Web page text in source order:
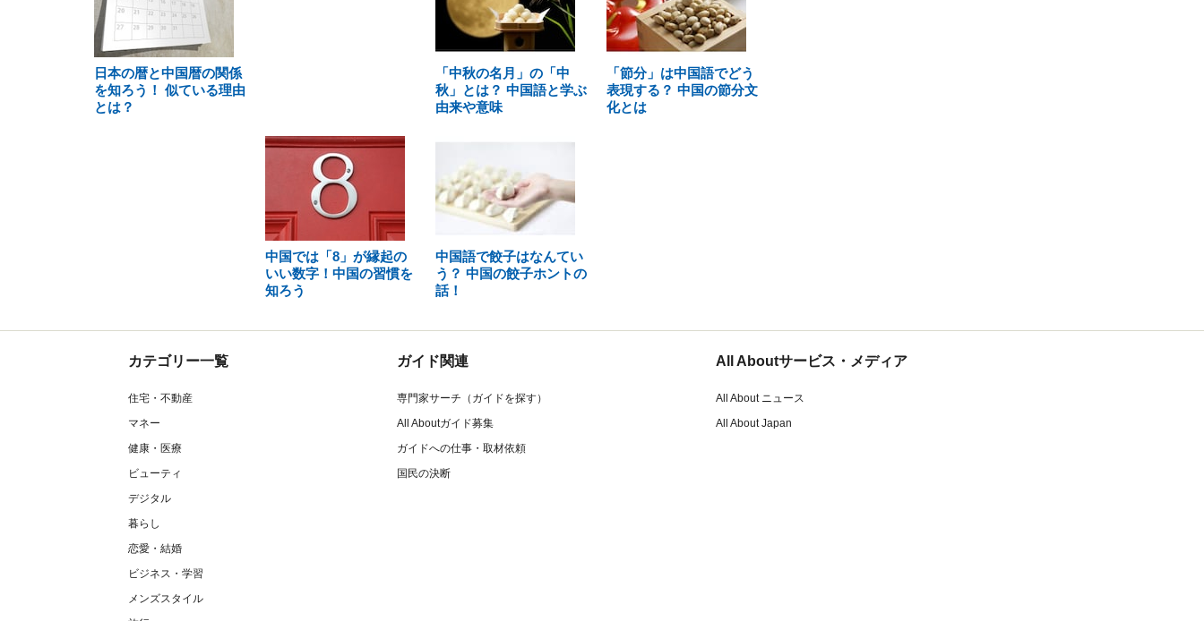
日本の暦と中国暦の関係
を知ろう！ 似ている理由
とは？
「中秋の名月」の「中
秋」とは？ 中国語と学ぶ
由来や意味
「節分」は中国語でどう
表現する？ 中国の節分文
化とは
中国では「8」が縁起の
いい数字！中国の習慣を
知ろう
中国語で餃子はなんてい
う？ 中国の餃子ホントの
話！
カテゴリー一覧
住宅・不動産
マネー
健康・医療
ビューティ
デジタル
暮らし
恋愛・結婚
ビジネス・学習
メンズスタイル
ガイド関連
専門家サーチ（ガイドを探す）
All Aboutガイド募集
ガイドへの仕事・取材依頼
国民の決断
All Aboutサービス・メディア
All About ニュース
All About Japan